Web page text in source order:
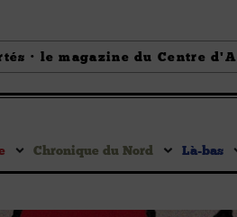
· le magazine du Centre
Chronique du Nord Là-bas